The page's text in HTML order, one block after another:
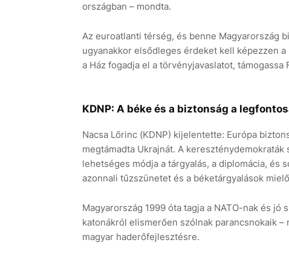
országban – mondta.
Az euroatlanti térség, és benne Magyarország
ugyanakkor elsődleges érdeket kell képezzen
a Ház fogadja el a törvényjavaslatot,
KDNP: A béke és a biztonság a
Nacsa Lőrinc (KDNP) kijelentette: Európa
megtámadta Ukrajnát. A
lehetséges módja a tárgyalás, a diplomácia, és
azonnali tűzszünetet és a béketárgyalások
Magyarország 1999 óta tagja a NATO-nak és
katonákról elismerően szólnak parancsnokaik
magyar haderőfejlesztésre.